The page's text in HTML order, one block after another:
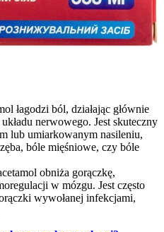
łagodzi ból, działając głównie
nerwowego. Jest skuteczny
lub umiarkowanym nasileniu,
bóle mięśniowe, czy bóle
obniża gorączkę,
w mózgu. Jest często
wywołanej infekcjami,